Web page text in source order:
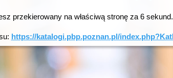
przekierowany na właściwą stronę za 5sekund.
https://katalogi.pbp.poznan.pl/